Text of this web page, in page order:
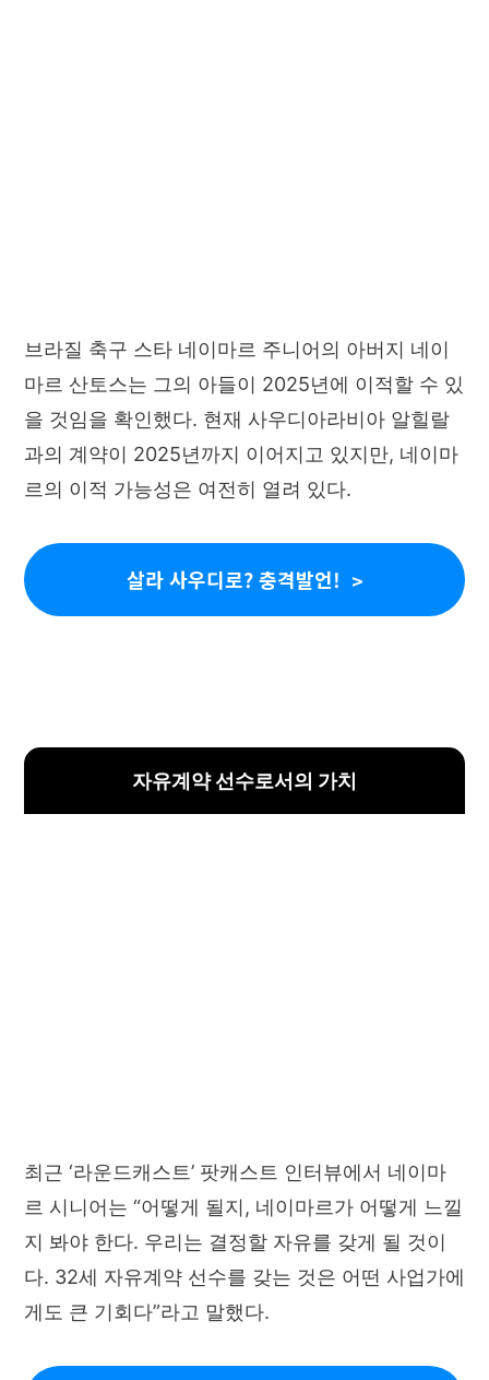
브라질 축구 스타 네이마르 주니어의 아버지 네이
마르 산토스는 그의 아들이 2025년에 이적할 수 있
을 것임을 확인했다. 현재 사우디아라비아 알힐랄
과의 계약이 2025년까지 이어지고 있지만, 네이마
르의 이적 가능성은 여전히 열려 있다.
살라 사우디로? 충격발언!
자유계약 선수로서의 가치
최근 ‘라운드캐스트’ 팟캐스트 인터뷰에서 네이마
르 시니어는 “어떻게 될지, 네이마르가 어떻게 느낄
지 봐야 한다. 우리는 결정할 자유를 갖게 될 것이
다. 32세 자유계약 선수를 갖는 것은 어떤 사업가에
게도 큰 기회다”라고 말했다.